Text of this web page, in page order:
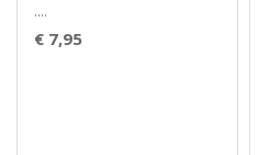
....
€ 7,95